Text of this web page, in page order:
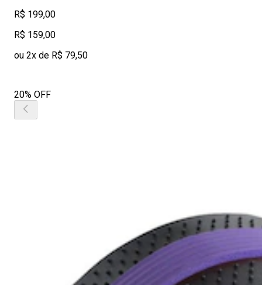
R$ 199,00
R$ 159,00
ou 2x de R$ 79,50
20% OFF